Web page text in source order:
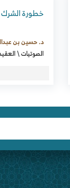
خطورة
د. حسين بن
الصوتيات\